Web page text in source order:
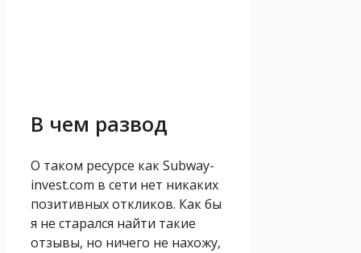
В чем развод
О таком ресурсе как Subway-
invest.com в сети нет никаких
позитивных откликов. Как бы
я не старался найти такие
отзывы, но ничего не нахожу,